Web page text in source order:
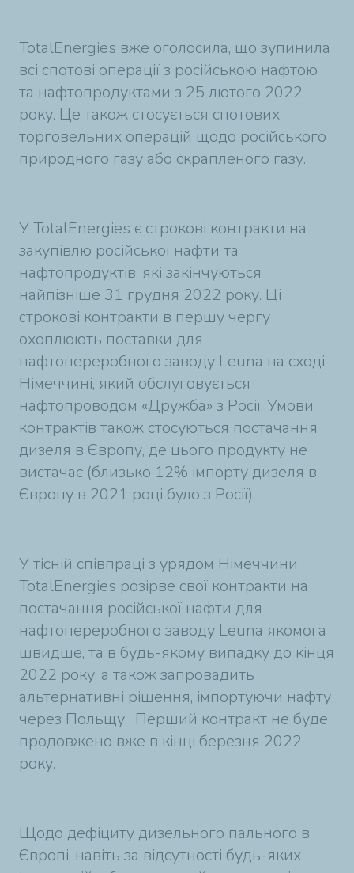
TotalEnergies вже оголосила, що зупинила
всі спотові операції з російською нафтою
та нафтопродуктами з 25 лютого 2022
року. Це також стосується спотових
торговельних операцій щодо російського
природного газу або скрапленого газу.
У TotalEnergies є строкові контракти на
закупівлю російської нафти та
нафтопродуктів, які закінчуються
найпізніше 31 грудня 2022 року. Ці
строкові контракти в першу чергу
охоплюють поставки для
нафтопереробного заводу Leuna на сході
Німеччині, який обслуговується
нафтопроводом «Дружба» з Росії. Умови
контрактів також стосуються постачання
дизеля в Європу, де цього продукту не
вистачає (близько 12% імпорту дизеля в
Європу в 2021 році було з Росії).
У тісній співпраці з урядом Німеччини
TotalEnergies розірве свої контракти на
постачання російської нафти для
нафтопереробного заводу Leuna якомога
швидше, та в будь-якому випадку до кінця
2022 року, а також запровадить
альтернативні рішення, імпортуючи нафту
через Польщу. Перший контракт не буде
продовжено вже в кінці березня 2022
року.
Щодо дефіциту дизельного пального в
Європі, навіть за відсутності будь-яких